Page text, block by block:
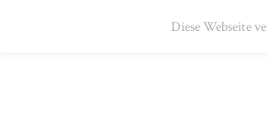
ÜBER MICH
Diese Webseite